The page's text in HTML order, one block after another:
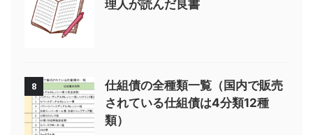
理人が読んだ良書
8
仕組債の全種類一覧（国内で販売
されている仕組債は4分類12種
類）